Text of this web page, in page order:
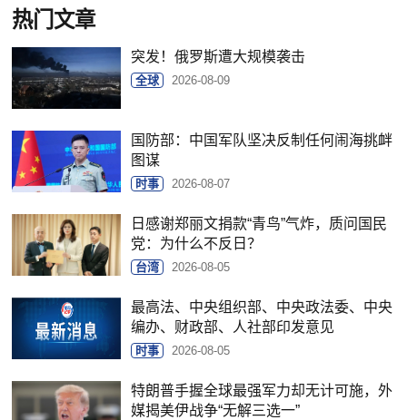
热门文章
突发！俄罗斯遭大规模袭击
全球 2026-08-09
国防部：中国军队坚决反制任何闹海挑衅
图谋
时事 2026-08-07
日感谢郑丽文捐款“青鸟”气炸，质问国民
党：为什么不反日？
台湾 2026-08-05
最高法、中央组织部、中央政法委、中央
编办、财政部、人社部印发意见
时事 2026-08-05
特朗普手握全球最强军力却无计可施，外
媒揭美伊战争“无解三选一”